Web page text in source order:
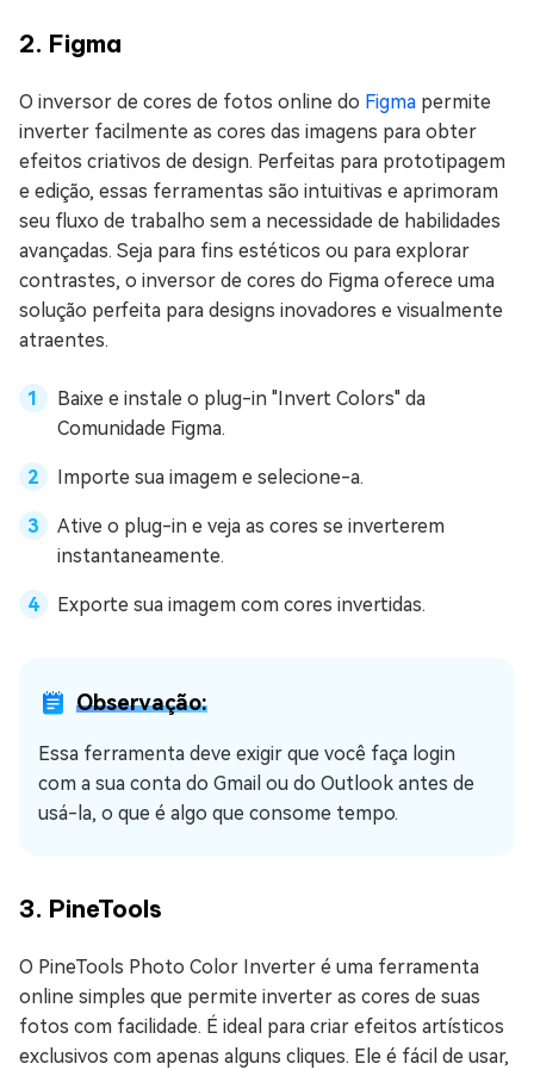
2. Figma
O inversor de cores de fotos online do Figma permite
inverter facilmente as cores das imagens para obter
efeitos criativos de design. Perfeitas para prototipagem
e edição, essas ferramentas são intuitivas e aprimoram
seu fluxo de trabalho sem a necessidade de habilidades
avançadas. Seja para fins estéticos ou para explorar
contrastes, o inversor de cores do Figma oferece uma
solução perfeita para designs inovadores e visualmente
atraentes.
Baixe e instale o plug-in "Invert Colors" da
Comunidade Figma.
Importe sua imagem e selecione-a.
Ative o plug-in e veja as cores se inverterem
instantaneamente.
Exporte sua imagem com cores invertidas.
Observação:
Essa ferramenta deve exigir que você faça login
com a sua conta do Gmail ou do Outlook antes de
usá-la, o que é algo que consome tempo.
3. PineTools
O PineTools Photo Color Inverter é uma ferramenta
online simples que permite inverter as cores de suas
fotos com facilidade. É ideal para criar efeitos artísticos
exclusivos com apenas alguns cliques. Ele é fácil de usar,